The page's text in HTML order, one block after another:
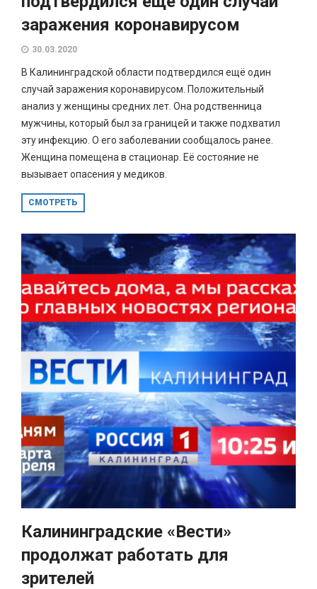
заражения коронавирусом
30.03.2020
В Калининградской области подтвердился ещё один
случай заражения коронавирусом. Положительный
анализ у женщины средних лет. Она родственница
мужчины, который был за границей и также подхватил
эту инфекцию. О его заболевании сообщалось ранее.
Женщина помещена в стационар. Её состояние не
вызывает опасения у медиков.
СМОТРЕТЬ
Калининградские «Вести»
продолжат работать для
зрителей